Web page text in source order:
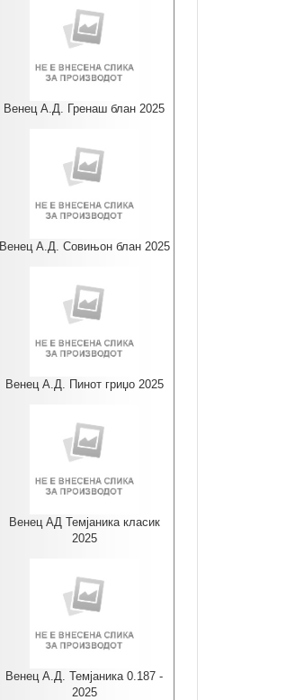
Венец А.Д. Гренаш блан 2025
Венец А.Д. Совињон блан 2025
Венец А.Д. Пинот гриџо 2025
Венец АД Темјаника класик
2025
Венец А.Д. Темјаника 0.187 -
2025